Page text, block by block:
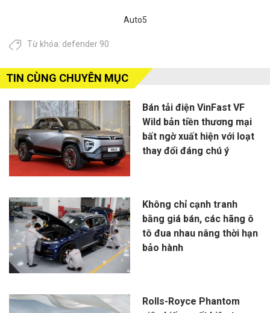
Auto5
Từ khóa: defender 90
TIN CÙNG CHUYÊN MỤC
Bán tải điện VinFast VF
Wild bản tiền thương mại
bất ngờ xuất hiện với loạt
thay đổi đáng chú ý
Không chỉ cạnh tranh
bằng giá bán, các hãng ô
tô đua nhau nâng thời hạn
bảo hành
Rolls-Royce Phantom